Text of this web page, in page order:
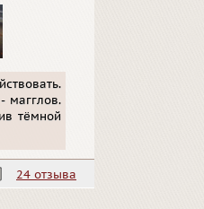
магглов.
тёмной
24 отзыва